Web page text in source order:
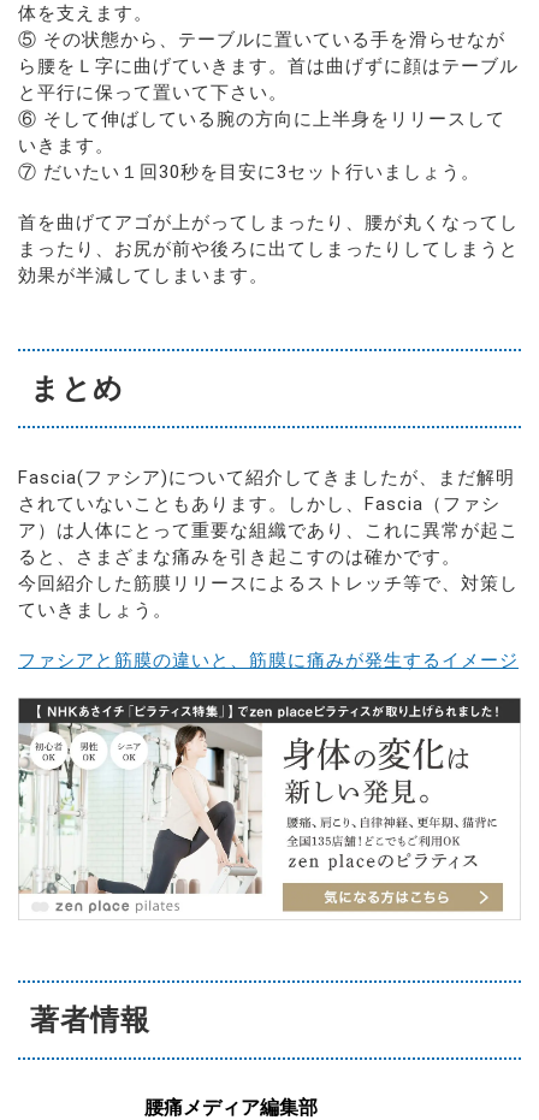
体を支えます。
⑤ その状態から、テーブルに置いている手を滑らせなが
ら腰をＬ字に曲げていきます。首は曲げずに顔はテーブル
と平行に保って置いて下さい。
⑥ そして伸ばしている腕の方向に上半身をリリースして
いきます。
⑦ だいたい１回30秒を目安に3セット行いましょう。
首を曲げてアゴが上がってしまったり、腰が丸くなってし
まったり、お尻が前や後ろに出てしまったりしてしまうと
効果が半減してしまいます。
まとめ
Fascia(ファシア)について紹介してきましたが、まだ解明
されていないこともあります。しかし、Fascia（ファシ
ア）は人体にとって重要な組織であり、これに異常が起こ
ると、さまざまな痛みを引き起こすのは確かです。
今回紹介した筋膜リリースによるストレッチ等で、対策し
ていきましょう。
ファシアと筋膜の違いと、筋膜に痛みが発生するイメージ
著者情報
腰痛メディア編集部